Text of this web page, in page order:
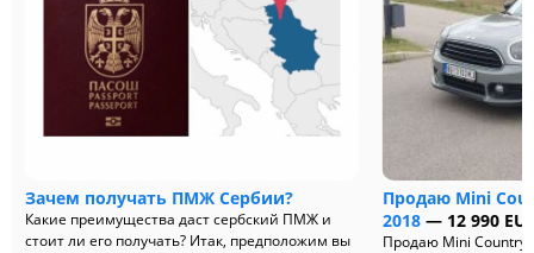
Зачем получать ПМЖ Сербии?
Какие преимущества даст сербский ПМЖ и
стоит ли его получать? Итак, предположим вы
Продаю Mini
2018— 12 990
Продаю Mini